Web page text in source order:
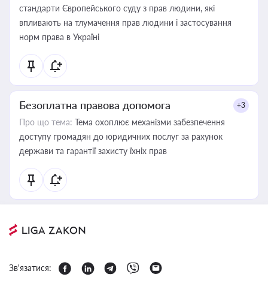
стандарти Європейського суду з прав людини, які
впливають на тлумачення прав людини і застосування
норм права в Україні
Безоплатна правова допомога +3
Про що тема: Тема охоплює механізми забезпечення
доступу громадян до юридичних послуг за рахунок
держави та гарантії захисту їхніх прав
Зв'язатися: